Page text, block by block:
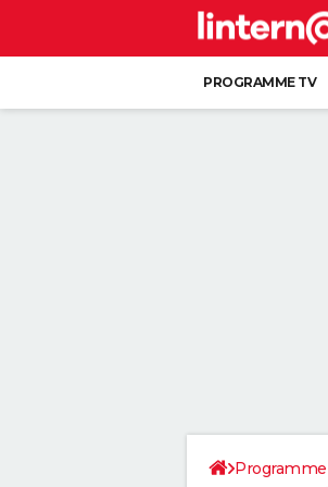
PROGRAMME TV
Programme